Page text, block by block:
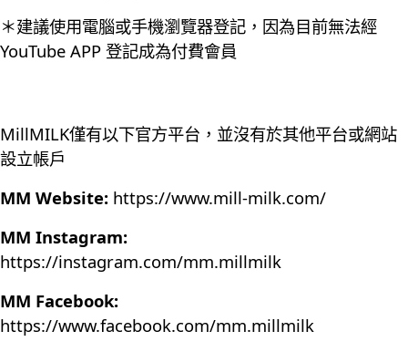
＊建議使用電腦或手機瀏覽器登記，因為目前無法經
YouTube APP 登記成為付費會員
MillMILK僅有以下官方平台，並沒有於其他平台或網站
設立帳戶
MM Website: https://www.mill-milk.com/
MM Instagram:
https://instagram.com/mm.millmilk
MM Facebook:
https://www.facebook.com/mm.millmilk